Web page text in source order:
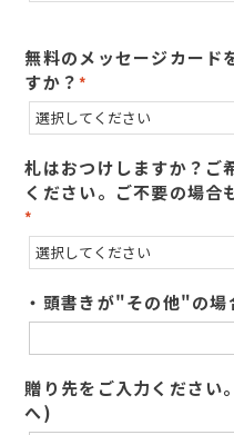
無料のメッセージカード
すか？
(
必
)
札はおつけしますか？ご
ください。ご不要の場合
(
必
)
・頭書きが"その他"の場
贈り先をご入力くださ
へ)